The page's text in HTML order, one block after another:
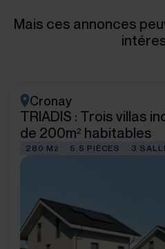
Mais ces annonces
Cronay
TRIADIS : Trois villas
de 200m² habitables
280 M 2 5.5 PIÈCES 3